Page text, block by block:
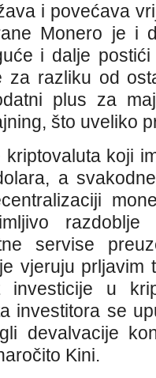
i povećava
Monero je i
i dalje
za razliku od
plus za
što uveliko
koji
a
servise
vjeruju prljavim
investicije u
investitora se
devalvacije
Kini.